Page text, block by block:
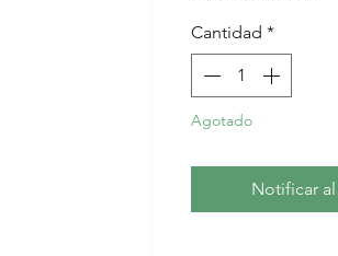
Cantidad *
Agotado
Notificar